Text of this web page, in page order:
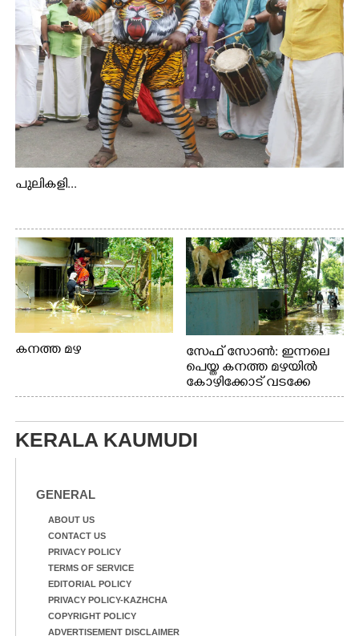
പുലികളി...
കനത്ത മഴ
സേഫ് സോൺ: ഇന്നലെ
പെയ്ത കനത്ത മഴയിൽ
കോഴിക്കോട് വടക്കേ
വയലിൽ വെള്ളം
വീട്ടുസാധനങ്ങളുമായി
വെള്ളത്തിലൂടെ
KERALA KAUMUDI
GENERAL
ABOUT US
CONTACT US
PRIVACY POLICY
TERMS OF SERVICE
EDITORIAL POLICY
PRIVACY POLICY-KAZHCHA
COPYRIGHT POLICY
ADVERTISEMENT DISCLAIMER